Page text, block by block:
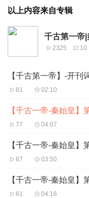
以上内容来自专辑
千古第一帝|
2325 10
81 02:10
77 04:07
67 03:50
61 04:16